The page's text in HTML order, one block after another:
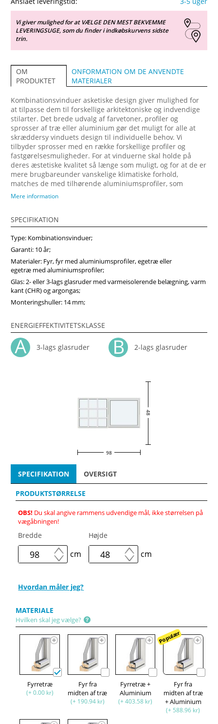
Vi giver mulighed for at VÆLGE DEN MEST BEKVEMME
LEVERINGSUGE, som du finder i indkøbskurvens sidste
trin.
OM
PRODUKTET
ONFORMATION OM DE ANVENDTE
MATERIALER
Kombinationsvinduer asketiske design giver mulighed for
at tilpasse dem til forskellige arkitektoniske og indvendige
stilarter. Det brede udvalg af farvetoner, profiler og
sprosser af træ eller aluminium gør det muligt for alle at
skræddersy vinduets design til individuelle behov. Vi
tilbyder sprosser med en række forskellige profiler og
fastgørelsesmuligheder. For at vinduerne skal holde på
deres æstetiske kvalitet så længe som muligt, og for at de er
mere brugbareunder vanskelige klimatiske forhold,
matches de med tilhørende aluminiumsprofiler, som
fastgøres på ydersiden. Forvandl dit hjem med vores
at vælge vores produkter fra midten af træ, som vil sikre
større produktstabilitet, holdbarhed og i høj grad forlænge
produktets levetid. Køb vinduer i Vinduerpro onlinebutik til
billige priser. Vi sikrer høj kombinationsvindue kvalitet og
hurtig levering.
Mere information
SPECIFIKATION
Type: Kombinationsvinduer;
Garanti: 10 år;
Materialer: Fyr, fyr med aluminiumsprofiler, egetræ eller
egetræ med aluminiumsprofiler;
Glas: 2- eller 3-lags glasruder med varmeisolerende belægning, varm
kant (CHR) og argongas;
Monteringshuller: 14 mm;
ENERGIEFFEKTIVITETSKLASSE
3-lags glasruder 2-lags glasruder
48
98
SPECIFIKATION OVERSIGT
PRODUKTSTØRRELSE
OBS! Du skal angive rammens udvendige mål, ikke størrelsen på
vægåbningen!
Bredde
cm
Højde
cm
Hvordan måler jeg?
MATERIALE
Hvilken skal jeg vælge?
Fyrretræ
(+ 0.00 kr)
Fyr fra
midten af træ
(+ 190.94 kr)
Fyrretræ +
Aluminium
(+ 403.58 kr)
Populær
Fyr fra
midten af træ
+ Aluminium
(+ 588.96 kr)